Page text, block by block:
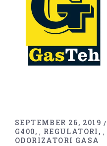
SEPTEMBER 26, 2019
G400
REGULATORI
ODORIZATORI GASA